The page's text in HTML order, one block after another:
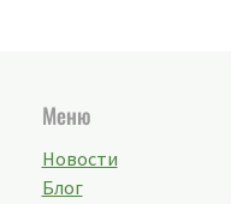
Меню
Новости
Блог